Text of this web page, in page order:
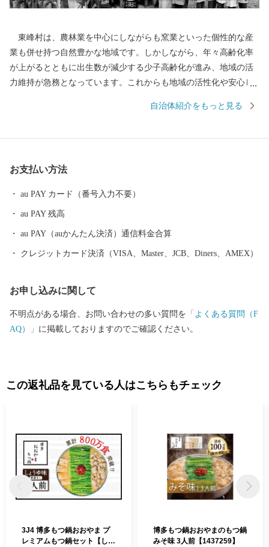
東峰村は、農林業を中心にしながらも窯業といった個性的な産
業も併せ持つ自然豊かな地域です。しかしながら、年々高齢化率
が上がるとともに出生数が減少する少子高齢化が進み、地域の活
力維持が急務となっています。これからも地域の活性化や安心し
お一層努めてまいります。 東峰村は、平成２９年７月５日に発
す。
自治体紹介をもっと見る
お支払い方法
au PAY カード（番号入力不要）
au PAY 残高
au PAY（auかんたん決済）通信料金合算
クレジットカード決済（VISA、Master、JCB、Diners、AMEX）
お申し込みに関して
不明点がある場合、お問い合わせの多い質問を 「よくある質問（F
AQ）」 に掲載しておりますのでご確認ください。
この返礼品を見ている人はこちらもチェック
3J4 博多もつ鍋おおやま プ
レミアムもつ鍋セット【しょ
博多もつ鍋おおやまのもつ鍋
みそ味 3人前【1437259】